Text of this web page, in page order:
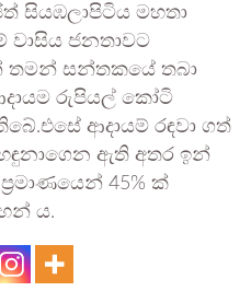
සියඹලාපිටිය මහතා
වාසිය ජනතාවට
සන්තකයේ තබා
රුපියල් කෝටි
ආදායම් රඳවා ගත්
ඇති අතර ඉන්
45% ක්
ය.